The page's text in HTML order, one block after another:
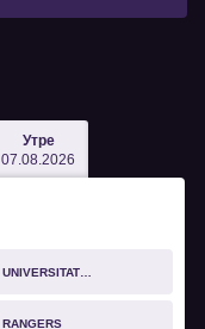
Утре
07.08.2026
UNIVERSITATEA CRAIOVA
RANGERS